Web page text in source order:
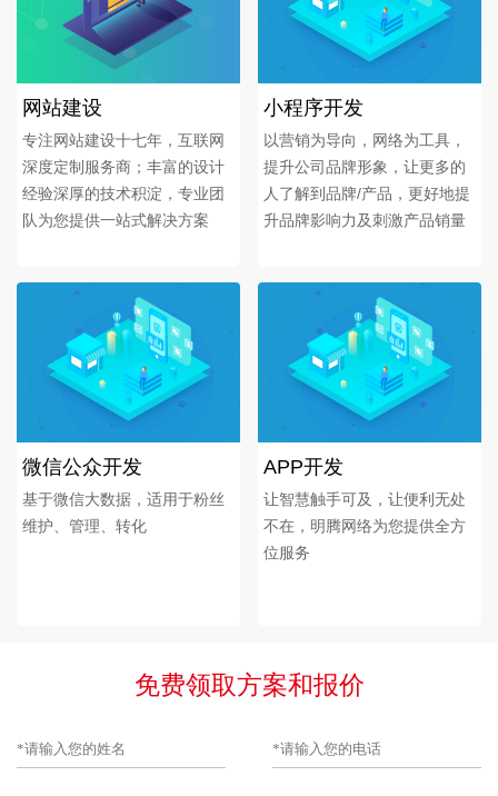
网站建设
专注网站建设十七年，互联网
深度定制服务商；丰富的设计
经验深厚的技术积淀，专业团
队为您提供一站式解决方案
小程序开发
以营销为导向，网络为工具，
提升公司品牌形象，让更多的
人了解到品牌/产品，更好地提
升品牌影响力及刺激产品销量
微信公众开发
基于微信大数据，适用于粉丝
维护、管理、转化
APP开发
让智慧触手可及，让便利无处
不在，明腾网络为您提供全方
位服务
免费领取方案和报价